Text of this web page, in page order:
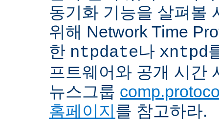
동기화 기능을 살펴볼
위해 Network Time
한 ntpdate나 xntpd
프트웨어와 공개 시간
뉴스그룹
홈페이지를 참고하라.